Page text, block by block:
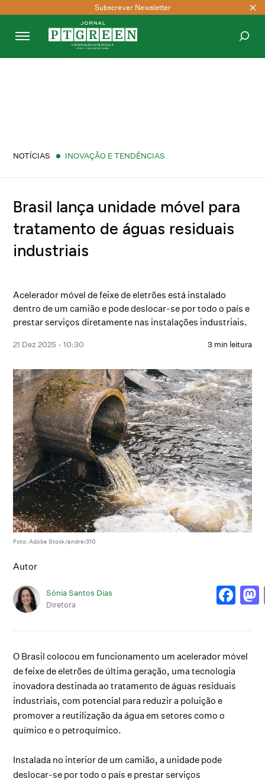
Subscrever Newsletter
NOTÍCIAS INOVAÇÃO E TENDÊNCIAS
Brasil lança unidade móvel para
tratamento de águas residuais
industriais
Acelerador móvel de feixe de eletrões está instalado
dentro de um camião e pode deslocar-se por todo o país e
prestar serviços diretamente nas instalações industriais.
21 Dez 2025 - 10:30 3 min leitura
Foto: Adobe Stock/andrei310
Autor
Sónia Santos Dias
Diretora
O Brasil colocou em funcionamento um acelerador móvel
de feixe de eletrões de última geração, uma tecnologia
inovadora destinada ao tratamento de águas residuais
industriais, com potencial para reduzir a poluição e
promover a reutilização da água em setores como o
químico e o petroquímico.
Instalada no interior de um camião, a unidade pode
deslocar-se por todo o país e prestar serviços